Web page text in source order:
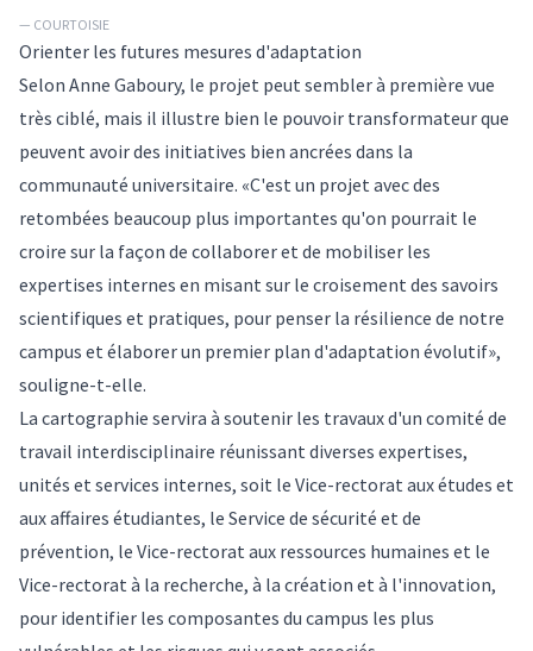
— COURTOISIE
Orienter les futures mesures d'adaptation
Selon Anne Gaboury, le projet peut sembler à première vue
très ciblé, mais il illustre bien le pouvoir transformateur que
peuvent avoir des initiatives bien ancrées dans la
communauté universitaire. «C'est un projet avec des
retombées beaucoup plus importantes qu'on pourrait le
croire sur la façon de collaborer et de mobiliser les
expertises internes en misant sur le croisement des savoirs
scientifiques et pratiques, pour penser la résilience de notre
campus et élaborer un premier plan d'adaptation évolutif»,
souligne-t-elle.
La cartographie servira à soutenir les travaux d'un comité de
travail interdisciplinaire réunissant diverses expertises,
unités et services internes, soit le Vice-rectorat aux études et
aux affaires étudiantes, le Service de sécurité et de
prévention, le Vice-rectorat aux ressources humaines et le
Vice-rectorat à la recherche, à la création et à l'innovation,
pour identifier les composantes du campus les plus